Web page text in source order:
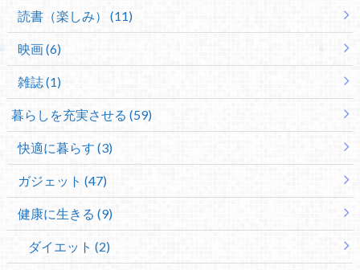
読書（楽しみ） (11)
映画 (6)
雑誌 (1)
暮らしを充実させる (59)
快適に暮らす (3)
ガジェット (47)
健康に生きる (9)
ダイエット (2)